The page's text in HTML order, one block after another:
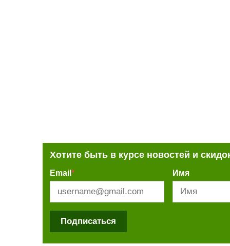
Хотите быть в курсе новостей и
Email * Имя
Подписаться